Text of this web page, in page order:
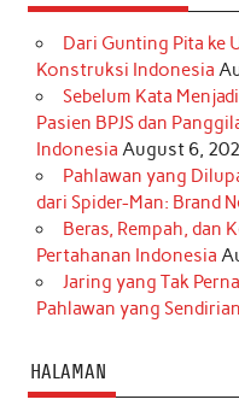
Dari Gunting Pita ke
Konstruksi Indonesia
Sebelum Kata
Pasien BPJS dan
Indonesia August 6,
Pahlawan yang
dari Spider-Man: Brand
Beras, Rempah, dan
Pertahanan Indonesia
Jaring yang Tak
Pahlawan yang Sendirian
HALAMAN